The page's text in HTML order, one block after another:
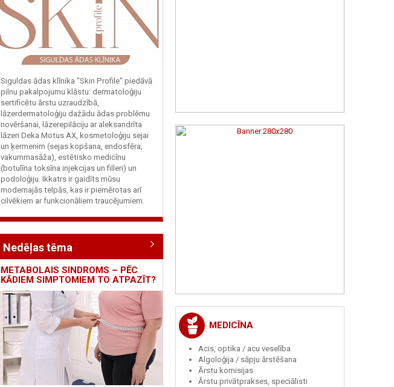
Siguldas ādas klīnika "Skin Profile" piedāvā
pilnu pakalpojumu klāstu: dermatoloģiju
sertificētu ārstu uzraudzībā,
lāzerdermatoloģiju dažādu ādas problēmu
novēršanai, lāzerepilāciju ar aleksandrīta
lāzeri Deka Motus AX, kosmetoloģiju sejai
un ķermenim (sejas kopšana, endosfēra,
vakummasāža), estētisko medicīnu
(botulīna toksīna injekcijas un filleri) un
podoloģiju. Ikkatrs ir gaidīts mūsu
modernajās telpās, kas ir piemērotas arī
cilvēkiem ar funkcionāliem traucējumiem.
Nedēļas tēma
METABOLAIS SINDROMS – PĒC
KĀDIEM SIMPTOMIEM TO ATPAZĪT?
MEDICĪNA
Acis, optika / acu veselība
Algoloģija / sāpju ārstēšana
Ārstu komisijas
Ārstu privātprakses, speciālisti